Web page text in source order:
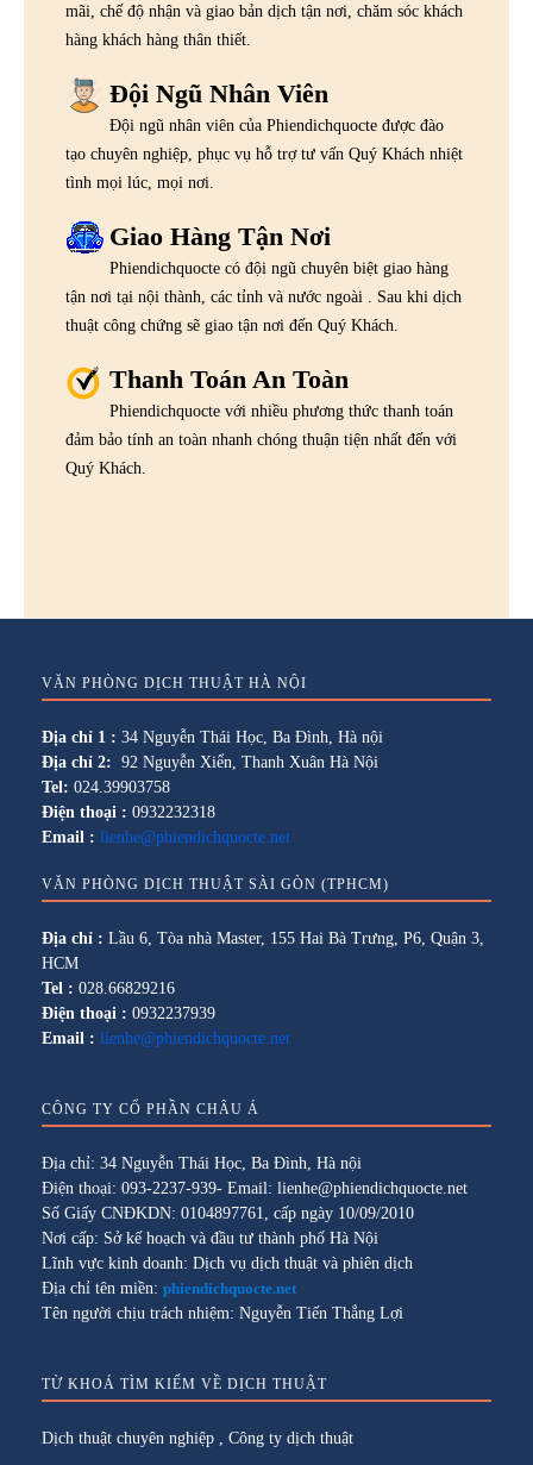
mãi, chế độ nhận và giao bản dịch tận nơi, chăm sóc khách
hàng khách hàng thân thiết.
Đội Ngũ Nhân Viên
Đội ngũ nhân viên của Phiendichquocte được đào
tạo chuyên nghiệp, phục vụ hỗ trợ tư vấn Quý Khách nhiệt
tình mọi lúc, mọi nơi.
Giao Hàng Tận Nơi
Phiendichquocte có đội ngũ chuyên biệt giao hàng
tận nơi tại nội thành, các tỉnh và nước ngoài . Sau khi dịch
thuật công chứng sẽ giao tận nơi đến Quý Khách.
Thanh Toán An Toàn
Phiendichquocte với nhiều phương thức thanh toán
đảm bảo tính an toàn nhanh chóng thuận tiện nhất đến với
Quý Khách.
VĂN PHÒNG DỊCH THUẬT HÀ NỘI
Địa chỉ 1 : 34 Nguyễn Thái Học, Ba Đình, Hà nội
Địa chỉ 2: 92 Nguyễn Xiển, Thanh Xuân Hà Nội
Tel: 024.39903758
Điện thoại : 0932232318
Email : lienhe@phiendichquocte.net
VĂN PHÒNG DỊCH THUẬT SÀI GÒN (TPHCM)
Địa chỉ : Lầu 6, Tòa nhà Master, 155 Hai Bà Trưng, P6, Quận 3,
HCM
Tel : 028.66829216
Điện thoại : 0932237939
Email : lienhe@phiendichquocte.net
CÔNG TY CỔ PHẦN CHÂU Á
Địa chỉ: 34 Nguyễn Thái Học, Ba Đình, Hà nội
Điện thoại: 093-2237-939- Email: lienhe@phiendichquocte.net
Số Giấy CNĐKDN: 0104897761, cấp ngày 10/09/2010
Nơi cấp: Sở kế hoạch và đầu tư thành phố Hà Nội
Lĩnh vực kinh doanh: Dịch vụ dịch thuật và phiên dịch
Địa chỉ tên miền: phiendichquocte.net
Tên người chịu trách nhiệm: Nguyễn Tiến Thắng Lợi
TỪ KHOÁ TÌM KIẾM VỀ DỊCH THUẬT
Dịch thuật chuyên nghiệp Công ty dịch thuật